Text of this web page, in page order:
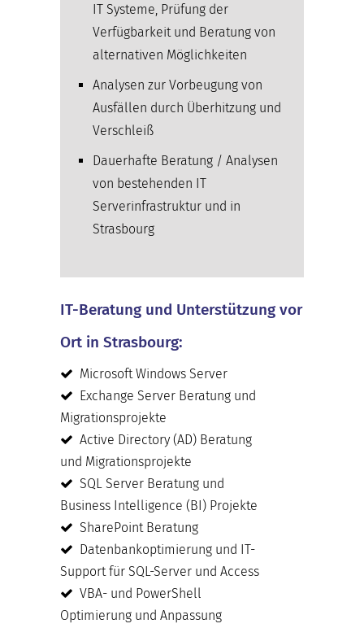
IT Systeme, Prüfung der
Verfügbarkeit und Beratung von
alternativen Möglichkeiten
Analysen zur Vorbeugung von
Ausfällen durch Überhitzung und
Verschleiß
Dauerhafte Beratung / Analysen
von bestehenden IT
Serverinfrastruktur und in
Strasbourg
IT-Beratung und Unterstützung vor
Ort in Strasbourg:
Microsoft Windows Server
Exchange Server Beratung und
Migrationsprojekte
Active Directory (AD) Beratung
und Migrationsprojekte
SQL Server Beratung und
Business Intelligence (BI) Projekte
SharePoint Beratung
Datenbankoptimierung und IT-
Support für SQL-Server und Access
VBA- und PowerShell
Optimierung und Anpassung